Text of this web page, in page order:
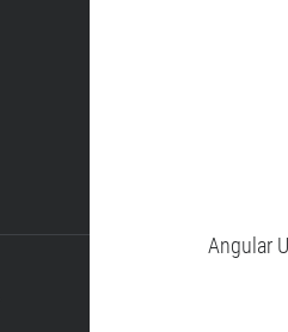
Angular